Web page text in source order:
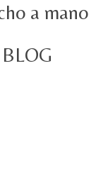
a mano
BLOG